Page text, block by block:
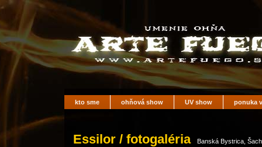
kto sme ohňová show UV show ponuka
Essilor / fotogaléria Banská Bystrica,